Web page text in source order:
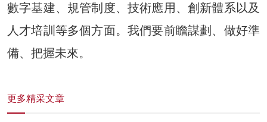
數字基建、規管制度、技術應用、創新體系以及
人才培訓等多個方面。我們要前瞻謀劃、做好準
備、把握未來。
更多精采文章